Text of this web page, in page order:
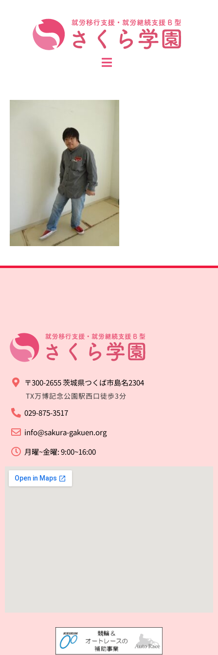
〒300-2655 茨城県つくば市島名2304
TX万博記念公園駅西口徒歩3分
029-875-3517
info@sakura-gakuen.org
月曜~金曜: 9:00~16:00